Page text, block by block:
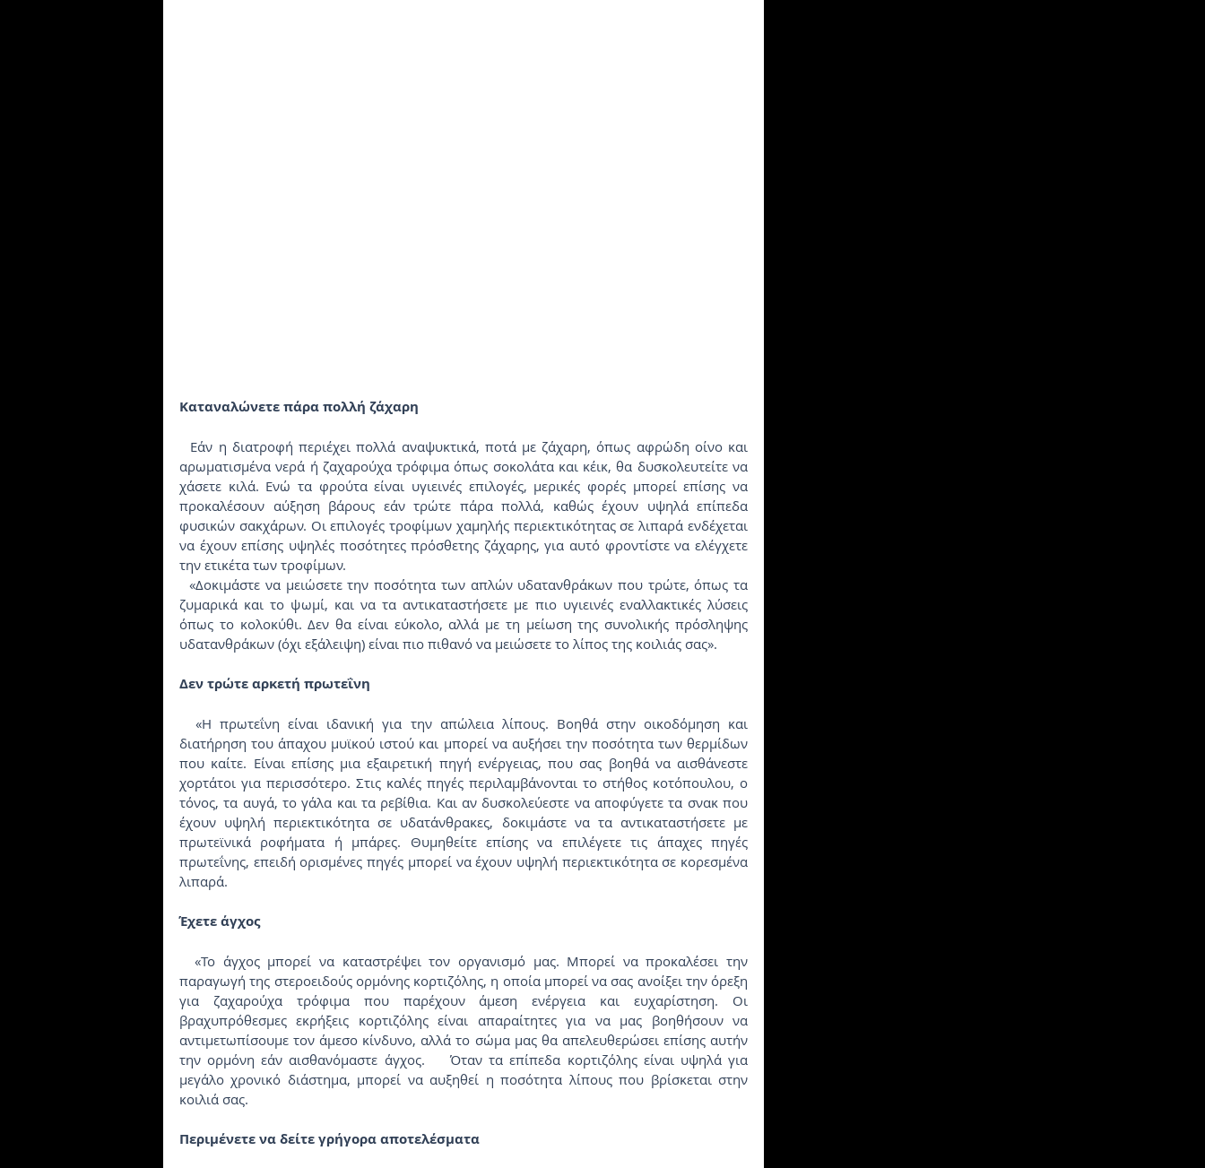
Καταναλώνετε πάρα πολλή ζάχαρη
αρωματισμένα νερά ή ζαχαρούχα τρόφιμα όπως σοκολάτα και κέικ, θα δυσκολευτείτε να
χάσετε κιλά. Ενώ τα φρούτα είναι υγιεινές επιλογές, μερικές φορές μπορεί επίσης να
προκαλέσουν αύξηση βάρους εάν τρώτε πάρα πολλά, καθώς έχουν υψηλά επίπεδα
φυσικών σακχάρων. Οι επιλογές τροφίμων χαμηλής περιεκτικότητας σε λιπαρά ενδέχεται
να έχουν επίσης υψηλές ποσότητες πρόσθετης ζάχαρης, για αυτό φροντίστε να ελέγχετε
την ετικέτα των τροφίμων.
  «Δοκιμάστε να μειώσετε την ποσότητα των απλών υδατανθράκων που τρώτε, όπως τα
ζυμαρικά και το ψωμί, και να τα αντικαταστήσετε με πιο υγιεινές εναλλακτικές λύσεις
όπως το κολοκύθι. Δεν θα είναι εύκολο, αλλά με τη μείωση της συνολικής πρόσληψης
υδατανθράκων (όχι εξάλειψη) είναι πιο πιθανό να μειώσετε το λίπος της κοιλιάς σας».
Δεν τρώτε αρκετή πρωτεΐνη
  «Η πρωτεΐνη είναι ιδανική για την απώλεια λίπους. Βοηθά στην οικοδόμηση και
διατήρηση του άπαχου μυϊκού ιστού και μπορεί να αυξήσει την ποσότητα των θερμίδων
που καίτε. Είναι επίσης μια εξαιρετική πηγή ενέργειας, που σας βοηθά να αισθάνεστε
χορτάτοι για περισσότερο. Στις καλές πηγές περιλαμβάνονται το στήθος κοτόπουλου, ο
τόνος, τα αυγά, το γάλα και τα ρεβίθια. Και αν δυσκολεύεστε να αποφύγετε τα σνακ που
έχουν υψηλή περιεκτικότητα σε υδατάνθρακες, δοκιμάστε να τα αντικαταστήσετε με
πρωτεϊνικά ροφήματα ή μπάρες. Θυμηθείτε επίσης να επιλέγετε τις άπαχες πηγές
πρωτεΐνης, επειδή ορισμένες πηγές μπορεί να έχουν υψηλή περιεκτικότητα σε κορεσμένα
λιπαρά.
Έχετε άγχος
  «Το άγχος μπορεί να καταστρέψει τον οργανισμό μας. Μπορεί να προκαλέσει την
παραγωγή της στεροειδούς ορμόνης κορτιζόλης, η οποία μπορεί να σας ανοίξει την όρεξη
για ζαχαρούχα τρόφιμα που παρέχουν άμεση ενέργεια και ευχαρίστηση. Οι
βραχυπρόθεσμες εκρήξεις κορτιζόλης είναι απαραίτητες για να μας βοηθήσουν να
αντιμετωπίσουμε τον άμεσο κίνδυνο, αλλά το σώμα μας θα απελευθερώσει επίσης αυτήν
την ορμόνη εάν αισθανόμαστε άγχος.    Όταν τα επίπεδα κορτιζόλης είναι υψηλά για
μεγάλο χρονικό διάστημα, μπορεί να αυξηθεί η ποσότητα λίπους που βρίσκεται στην
κοιλιά σας.
Περιμένετε να δείτε γρήγορα αποτελέσματα